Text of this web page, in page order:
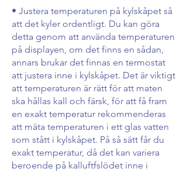
• Justera temperaturen på kylskåpet så
att det kyler ordentligt. Du kan göra
detta genom att använda temperaturen
på displayen, om det finns en sådan,
annars brukar det finnas en termostat
att justera inne i kylskåpet. Det är viktigt
att temperaturen är rätt för att maten
ska hållas kall och färsk, för att få fram
en exakt temperatur rekommenderas
att mäta temperaturen i ett glas vatten
som stått i kylskåpet. På så sätt får du
exakt temperatur, då det kan variera
beroende på kalluftfslödet inne i